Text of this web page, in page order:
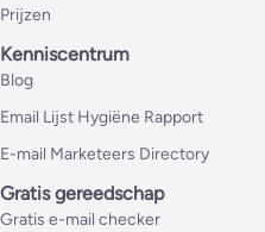
Prijzen
Kenniscentrum
Blog
Email Lijst Hygiëne Rapport
E-mail Marketeers Directory
Gratis gereedschap
Gratis e-mail checker